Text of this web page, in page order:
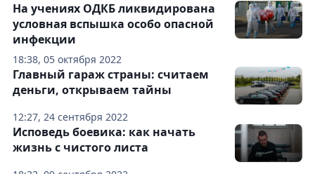
18:38, 05 октября 2022
На учениях ОДКБ ликвидирована
условная вспышка особо опасной
инфекции
12:27, 24 сентября 2022
Главный гараж страны: считаем
деньги, открываем тайны
Исповедь боевика: как начать
жизнь с чистого листа